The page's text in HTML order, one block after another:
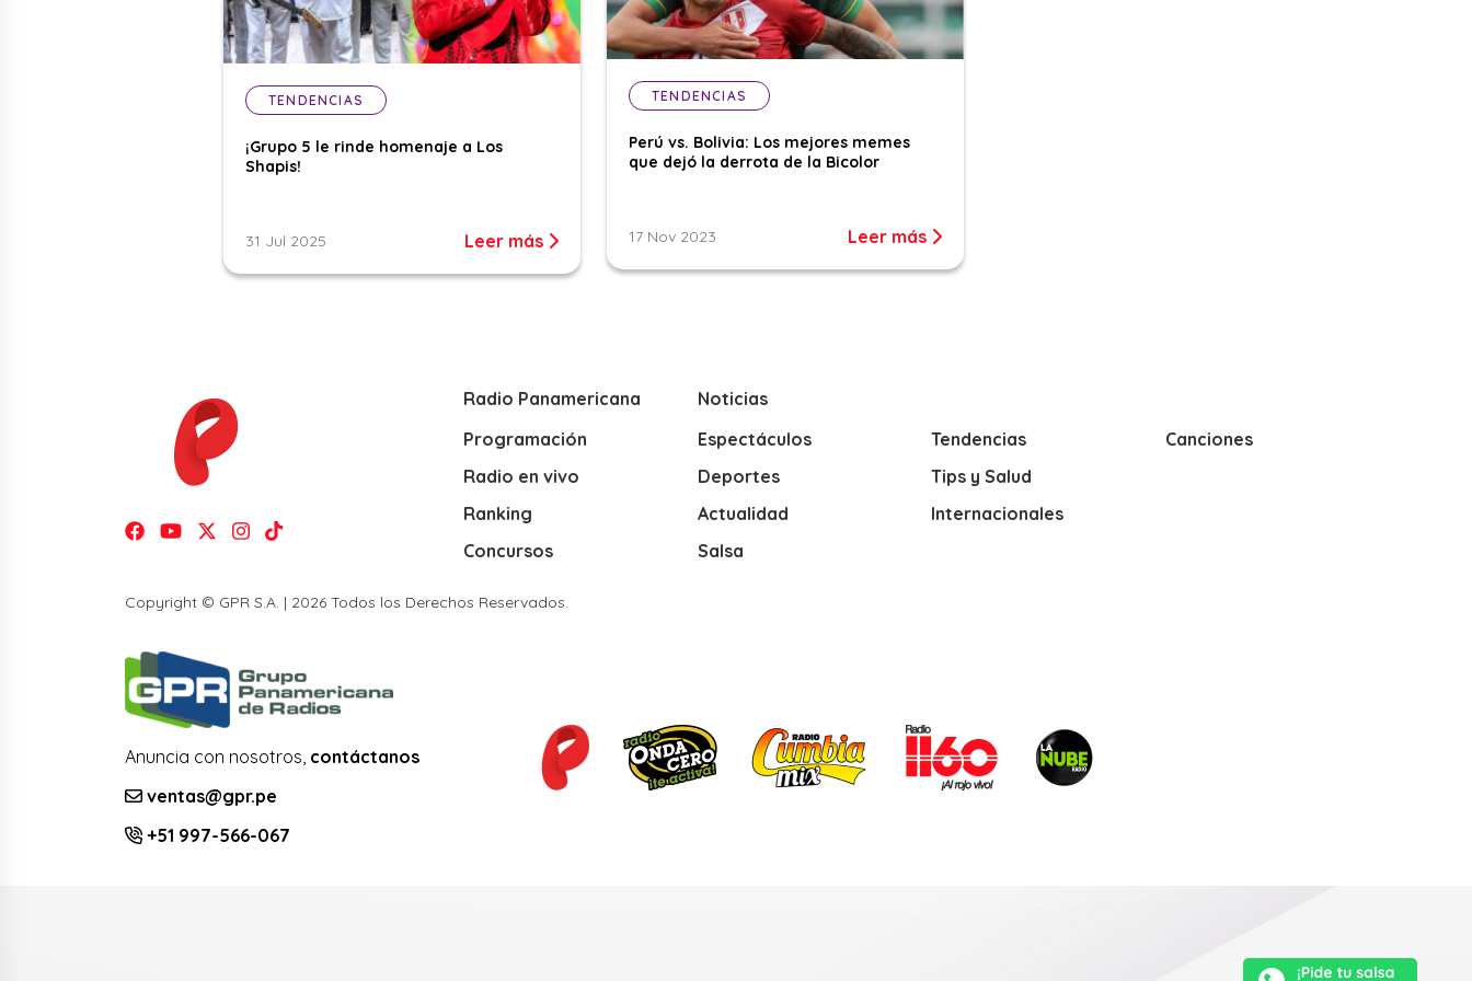
TENDENCIAS
¡Grupo 5 le rinde homenaje a Los
Shapis!
31 Jul 2025 Leer más
TENDENCIAS
Perú vs. Bolivia: Los mejores memes
que dejó la derrota de la Bicolor
17 Nov 2023 Leer más
Radio Panamericana
Programación
Radio en vivo
Ranking
Concursos
Noticias
Espectáculos
Deportes
Actualidad
Salsa
Tendencias
Tips y Salud
Internacionales
Canciones
Copyright © GPR S.A. | 2026 Todos los Derechos Reservados.
Anuncia con nosotros, contáctanos
ventas@gpr.pe
+51 997-566-067